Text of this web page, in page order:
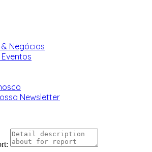
Negócios
Newsletter